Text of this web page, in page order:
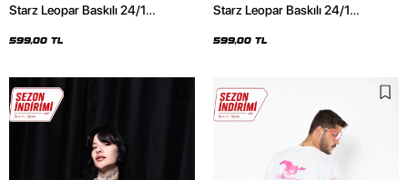
Starz Leopar Baskılı 24/1
599,00 TL
Starz Leopar Baskılı 24/1
599,00 TL